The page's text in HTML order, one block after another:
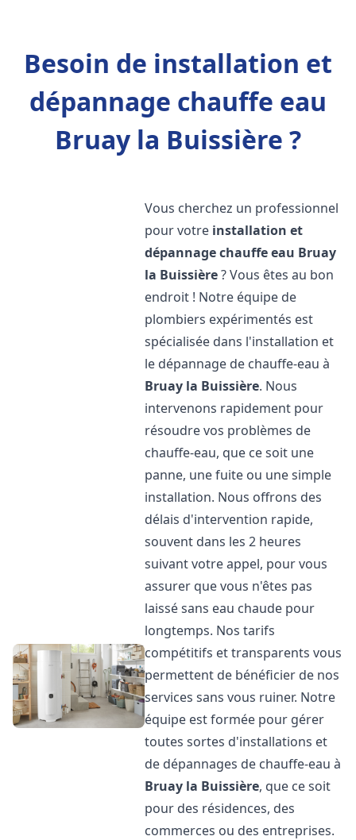
Besoin de installation et
dépannage chauffe eau
Bruay la Buissière ?
Vous cherchez un professionnel
pour votre installation et
dépannage chauffe eau Bruay
la Buissière? Vous êtes au bon
endroit ! Notre équipe de
plombiers expérimentés est
spécialisée dans l'installation et
le dépannage de chauffe-eau à
Bruay la Buissière. Nous
intervenons rapidement pour
résoudre vos problèmes de
chauffe-eau, que ce soit une
panne, une fuite ou une simple
installation. Nous offrons des
délais d'intervention rapide,
souvent dans les 2 heures
suivant votre appel, pour vous
assurer que vous n'êtes pas
laissé sans eau chaude pour
longtemps. Nos tarifs
compétitifs et transparents vous
permettent de bénéficier de nos
services sans vous ruiner. Notre
équipe est formée pour gérer
toutes sortes d'installations et
de dépannages de chauffe-eau à
Bruay la Buissière, que ce soit
pour des résidences, des
commerces ou des entreprises.